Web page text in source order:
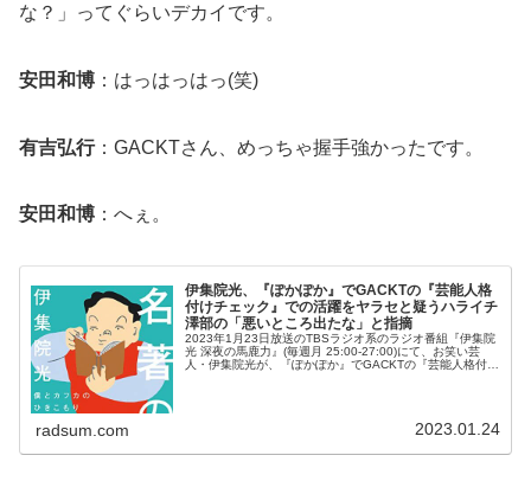
な？」ってぐらいデカイです。
安田和博 ：はっはっはっ(笑)
有吉弘行：GACKTさん、めっちゃ握手強かったです。
安田和博 ：へぇ。
伊集院光、『ぽかぽか』でGACKTの『芸能人格
付けチェック』での活躍をヤラセと疑うハライチ
澤部の「悪いところ出たな」と指摘
2023年1月23日放送のTBSラジオ系のラジオ番組『伊集院
光 深夜の馬鹿力』(毎週月 25:00-27:00)にて、お笑い芸
人・伊集院光が、『ぽかぽか』でGACKTの『芸能人格付け
radsum.com 2023.01.24